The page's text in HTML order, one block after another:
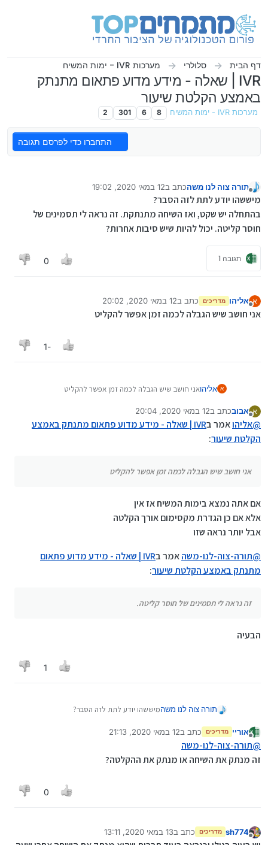
דף הבית סלולרי מערכות IVR - ימות המשיח
IVR | שאלה - מידע מדוע פתאום מתנתק
באמצע הקלטת שיעור
מערכות IVR - ימות המשיח 8
6
301
2
התחברו כדי לפרסם תגובה
מנותק
תורה צוה לנו משהכתב ב12 במאי 2020, 19:02
נערך לאחרונה על ידי
מיששהו יודע לתת לזה הסבר?
בהתחלה יש שקט, ואז השיחה מתנתקת. זה נראה לי תסמינים של
חוסר קליטה. יכול להיות שיש סיבות אחרות?
תגובה 1 0
א אליהו מדריכים כתב ב12 במאי 2020, 20:02
נערך לאחרונה על ידי
אני חושב שיש הגבלה לכמה זמן אפשר להקליט
-1
א אליהואני חושב שיש הגבלה לכמה זמן אפשר להקליט
א
מנותק
אבובכתב ב12 במאי 2020, 20:04
נערך לאחרונה על ידי אבוב
@אליהואמר ב
IVR | שאלה - מידע מדוע פתאום מתנתק באמצע
הקלטת שיעור:
אני חושב שיש הגבלה לכמה זמן אפשר להקליט
אם אתה נמצא בימות המשיח אז אין
אלא אם כן הגדרת מקסימום אורך הקלטה
אבל יותר נראה שזו
@תורה-צוה-לנו-משהאמר ב
IVR | שאלה - מידע מדוע פתאום
מתנתק באמצע הקלטת שיעור:
זה נראה לי תסמינים של חוסר קליטה.
הבעיה
1
תורה צוה לנו משהמיששהו יודע לתת לזה הסבר?
נראה לי תסמינים של חוסר קליטה. יכול להיות
אוריי מדריכים כתב ב12 במאי 2020, 21:13
נערך לאחרונה על ידי
@תורה-צוה-לנו-משה
זה מנתק את השיחה או מנתק את ההקלטה?
0
sh774 מדריכים כתב ב13 במאי 2020, 13:11
נערך לאחרונה על ידי